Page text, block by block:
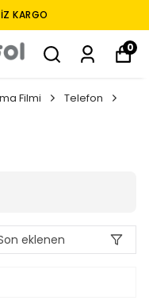
KARGO
0
Filmi
Telefon
eklenen